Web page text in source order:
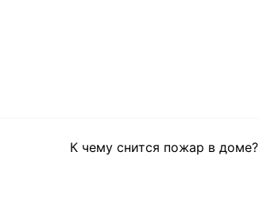
К чему снится пожар в доме?